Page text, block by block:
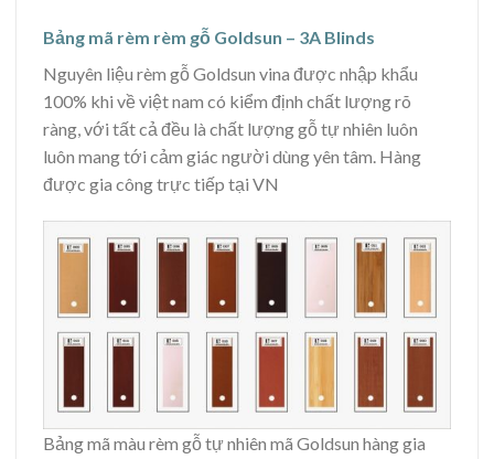
Bảng mã rèm rèm gỗ Goldsun – 3A Blinds
Nguyên liệu rèm gỗ Goldsun vina được nhập khẩu
100% khi về việt nam có kiểm định chất lượng rõ
ràng, với tất cả đều là chất lượng gỗ tự nhiên luôn
luôn mang tới cảm giác người dùng yên tâm. Hàng
được gia công trực tiếp tại VN
Bảng mã màu rèm gỗ tự nhiên mã Goldsun hàng gia